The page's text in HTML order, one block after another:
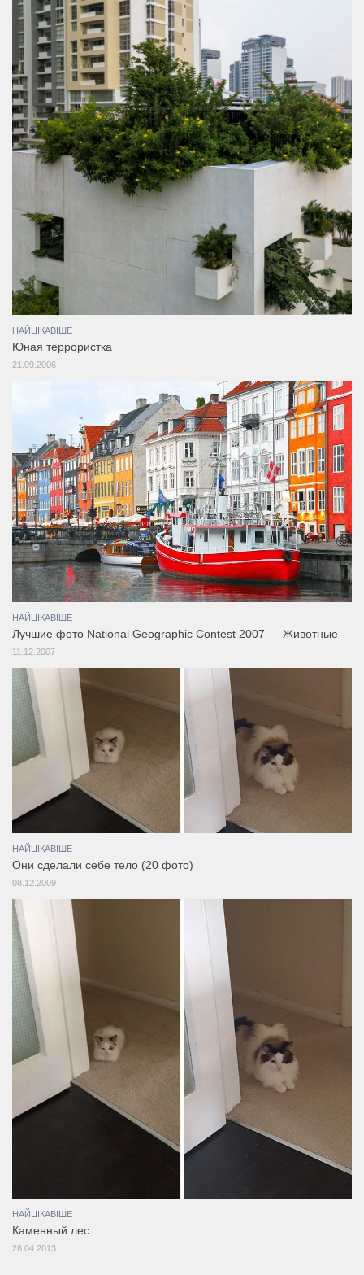
НАЙЦІКАВІШЕ
Юная террористка
21.09.2006
НАЙЦІКАВІШЕ
Лучшие фото National Geographic Contest 2007 — Животные
11.12.2007
НАЙЦІКАВІШЕ
Они сделали себе тело (20 фото)
08.12.2009
НАЙЦІКАВІШЕ
Каменный лес
26.04.2013